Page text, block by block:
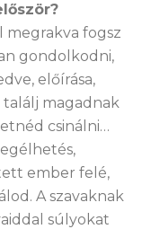
megrakva fogsz
gondolkodni,
előírása,
találj magadnak
csinálni…
ember felé,
A szavaknak
súlyokat